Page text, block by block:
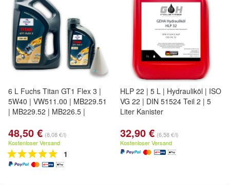
6 L Fuchs Titan GT1 Flex 3 |
5W40 | VW511.00 | MB229.51
| MB229.52 | MB226.5 |
48,50 € (8,08 €/l)
Kostenloser Versand
1
HLP 22 | 5 L | Hydrauliköl | ISO
VG 22 | DIN 51524 Teil 2 | 5
Liter Kanister
32,90 € (6,58 €/l)
Kostenloser Versand